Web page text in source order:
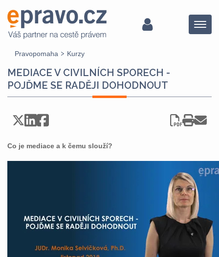
Menu
Pravopomaha Kurzy
MEDIACE V CIVILNÍCH SPORECH -
POJĎME SE RADĚJI DOHODNOUT
Co je mediace a k čemu slouží?